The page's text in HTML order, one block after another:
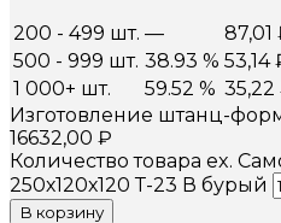
200 - 499 шт. — 87,01
500 - 999 шт. 38.93 % 53,14
1 000+ шт.
59.52 % 35,22
Изготовление штанц-
16632,00 ₽
Количество товара ex.
250х120х120 Т-23 В бурый
В корзину